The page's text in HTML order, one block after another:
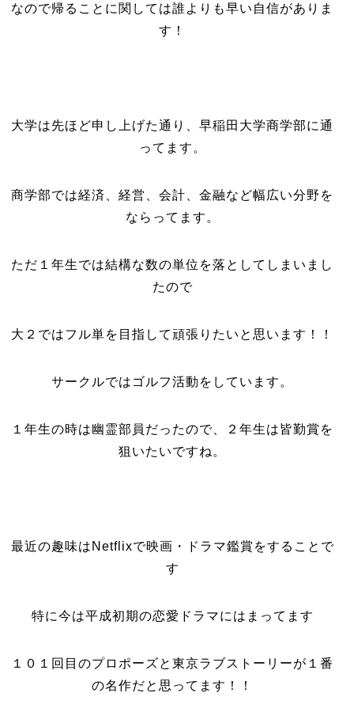
なので帰ることに関しては誰よりも早い自信がありま
す！
大学は先ほど申し上げた通り、早稲田大学商学部に通
ってます。
商学部では経済、経営、会計、金融など幅広い分野を
ならってます。
ただ１年生では結構な数の単位を落としてしまいまし
たので
大２ではフル単を目指して頑張りたいと思います！！
サークルではゴルフ活動をしています。
１年生の時は幽霊部員だったので、２年生は皆勤賞を
狙いたいですね。
最近の趣味はNetflixで映画・ドラマ鑑賞をすることで
す
特に今は平成初期の恋愛ドラマにはまってます
１０１回目のプロポーズと東京ラブストーリーが１番
の名作だと思ってます！！